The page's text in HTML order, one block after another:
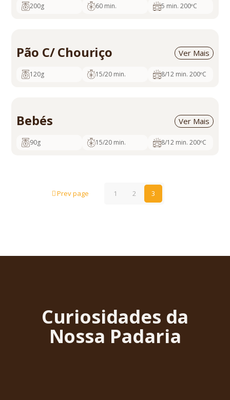
200g 60 min.
5 min. 200ºC
Pedir Orçamento
Pão C/ Chouriço Ver Mais
120g 15/20 min.
8/12 min. 200ºC
Bebés Ver Mais
90g 15/20 min.
8/12 min. 200ºC
Prev page
1 2 3
Curiosidades da
Nossa Padaria